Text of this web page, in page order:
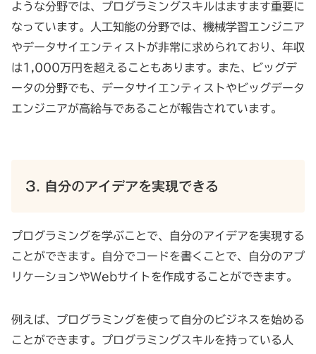
ような分野では、プログラミングスキルはますます重要に
なっています。人工知能の分野では、機械学習エンジニア
やデータサイエンティストが非常に求められており、年収
は1,000万円を超えることもあります。また、ビッグデ
ータの分野でも、データサイエンティストやビッグデータ
エンジニアが高給与であることが報告されています。
3. 自分のアイデアを実現できる
プログラミングを学ぶことで、自分のアイデアを実現する
ことができます。自分でコードを書くことで、自分のアプ
リケーションやWebサイトを作成することができます。
例えば、プログラミングを使って自分のビジネスを始める
ことができます。プログラミングスキルを持っている人